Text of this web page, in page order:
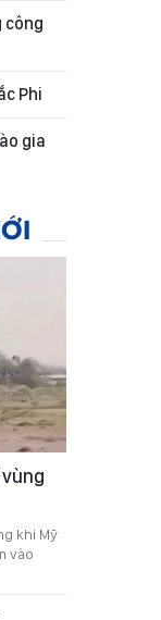
công
Phi
gia
khi Mỹ
vào